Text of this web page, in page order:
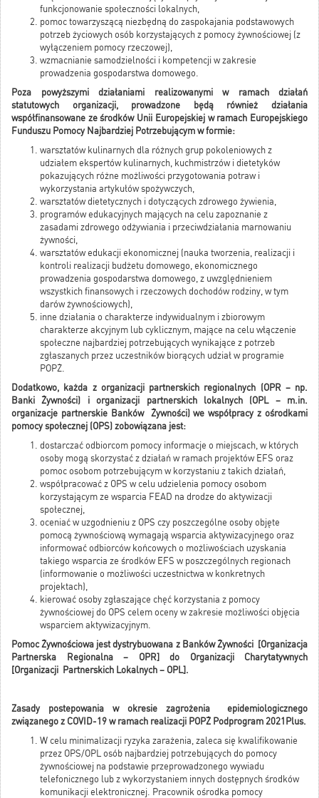
funkcjonowanie społeczności lokalnych,
pomoc towarzyszącą niezbędną do zaspokajania podstawowych
potrzeb życiowych osób korzystających z pomocy żywnościowej (z
wyłączeniem pomocy rzeczowej),
wzmacnianie samodzielności i kompetencji w zakresie
prowadzenia gospodarstwa domowego.
Poza powyższymi działaniami realizowanymi w ramach działań
statutowych organizacji, prowadzone będą również działania
współfinansowane ze środków Unii Europejskiej w ramach Europejskiego
Funduszu Pomocy Najbardziej Potrzebującym w formie:
warsztatów kulinarnych dla różnych grup pokoleniowych z
udziałem ekspertów kulinarnych, kuchmistrzów i dietetyków
pokazujących różne możliwości przygotowania potraw i
wykorzystania artykułów spożywczych,
warsztatów dietetycznych i dotyczących zdrowego żywienia,
programów edukacyjnych mających na celu zapoznanie z
zasadami zdrowego odżywiania i przeciwdziałania marnowaniu
żywności,
warsztatów edukacji ekonomicznej (nauka tworzenia, realizacji i
kontroli realizacji budżetu domowego, ekonomicznego
prowadzenia gospodarstwa domowego, z uwzględnieniem
wszystkich finansowych i rzeczowych dochodów rodziny, w tym
darów żywnościowych),
inne działania o charakterze indywidualnym i zbiorowym
charakterze akcyjnym lub cyklicznym, mające na celu włączenie
społeczne najbardziej potrzebujących wynikające z potrzeb
zgłaszanych przez uczestników biorących udział w programie
POPŻ.
Dodatkowo, każda z organizacji partnerskich regionalnych (OPR – np.
Banki Żywności) i organizacji partnerskich lokalnych (OPL – m.in.
organizacje partnerskie Banków Żywności) we współpracy z ośrodkami
pomocy społecznej (OPS) zobowiązana jest:
dostarczać odbiorcom pomocy informacje o miejscach, w których
osoby mogą skorzystać z działań w ramach projektów EFS oraz
pomoc osobom potrzebującym w korzystaniu z takich działań,
współpracować z OPS w celu udzielenia pomocy osobom
korzystającym ze wsparcia FEAD na drodze do aktywizacji
społecznej,
oceniać w uzgodnieniu z OPS czy poszczególne osoby objęte
pomocą żywnościową wymagają wsparcia aktywizacyjnego oraz
informować odbiorców końcowych o możliwościach uzyskania
takiego wsparcia ze środków EFS w poszczególnych regionach
(informowanie o możliwości uczestnictwa w konkretnych
projektach),
kierować osoby zgłaszające chęć korzystania z pomocy
żywnościowej do OPS celem oceny w zakresie możliwości objęcia
wsparciem aktywizacyjnym.
Pomoc Żywnościowa jest dystrybuowana z Banków Żywności [Organizacja
Partnerska Regionalna – OPR] do Organizacji Charytatywnych
[Organizacji Partnerskich Lokalnych – OPL].
Zasady postepowania w okresie zagrożenia epidemiologicznego
związanego z COVID-19 w ramach realizacji POPŻ Podprogram 2021Plus.
W celu minimalizacji ryzyka zarażenia, zaleca się kwalifikowanie
przez OPS/OPL osób najbardziej potrzebujących do pomocy
żywnościowej na podstawie przeprowadzonego wywiadu
telefonicznego lub z wykorzystaniem innych dostępnych środków
komunikacji elektronicznej. Pracownik ośrodka pomocy